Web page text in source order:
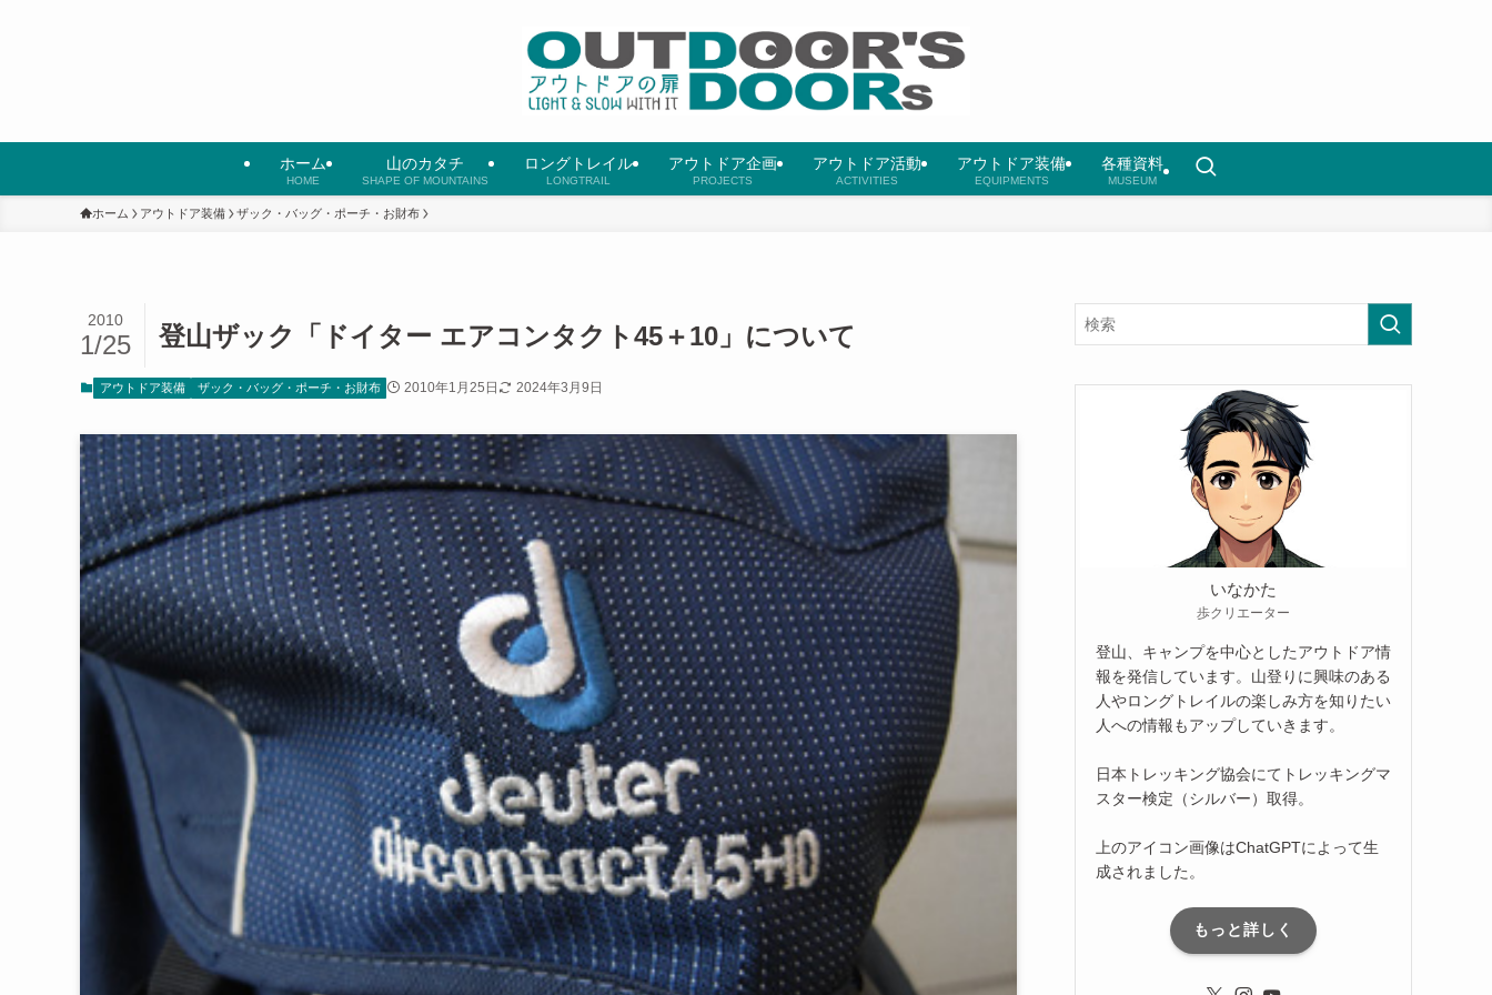
ホーム
HOME
山のカタチ
SHAPE OF MOUNTAINS
ロングトレイル
LONGTRAIL
アウトドア企画
PROJECTS
アウトドア活動
ACTIVITIES
アウトドア装備
EQUIPMENTS
各種資料
MUSEUM
ホーム アウトドア装備 ザック・バッグ・ポーチ・お財布
登山ザック「ドイター エアコンタクト45＋10」について
2010
1/25
アウトドア装備 ザック・バッグ・ポーチ・お財布 2010年1月25日 2024年3月9日
いなかた
歩クリエーター
登山、キャンプを中心としたアウトドア情
報を発信しています。山登りに興味のある
人やロングトレイルの楽しみ方を知りたい
人への情報もアップしていきます。
日本トレッキング協会にてトレッキングマ
スター検定（シルバー）取得。
上のアイコン画像はChatGPTによって生
成されました。
もっと詳しく